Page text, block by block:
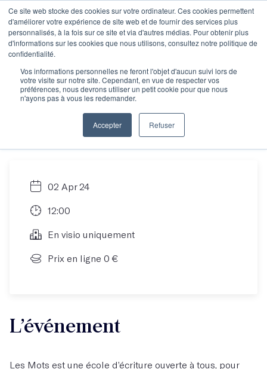
Ce site web stocke des cookies sur votre ordinateur. Ces cookies permettent
d'améliorer votre expérience de site web et de fournir des services plus
personnalisés, à la fois sur ce site et via d'autres médias. Pour obtenir plus
d'informations sur les cookies que nous utilisons, consultez notre politique de
confidentialité.
Vos informations personnelles ne feront l'objet d'aucun suivi lors de
votre visite sur notre site. Cependant, en vue de respecter vos
préférences, nous devrons utiliser un petit cookie pour que nous
n'ayons pas à vous les redemander.
Accepter Refuser
Rencontre
informative : trouver
son atelier idéal
02 Apr 24
12:00
En visio uniquement
Prix en ligne 0 €
L’événement
Les Mots est une école d’écriture ouverte à tous, pour